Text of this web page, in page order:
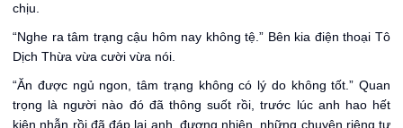
chịu.
“Nghe ra tâm trạng cậu hôm nay không tệ.” Bên kia điện thoại Tô
Dịch Thừa vừa cười vừa nói.
“Ăn được ngủ ngon, tâm trạng không có lý do không tốt.” Quan
trọng là người nào đó đã thông suốt rồi, trước lúc anh hao hết
kiên nhẫn rồi đã đáp lại anh, đương nhiên, những chuyện riêng tư